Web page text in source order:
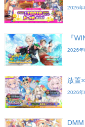
2026年
『
2026年
放置
2026年